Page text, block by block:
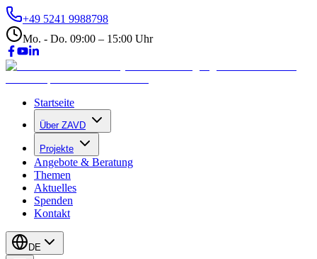
+49 5241 9988798
Mo. - Do. 09:00 – 15:00 Uhr
Startseite
Über ZAVD
Projekte
Angebote & Beratung
Themen
Aktuelles
Spenden
Kontakt
DE